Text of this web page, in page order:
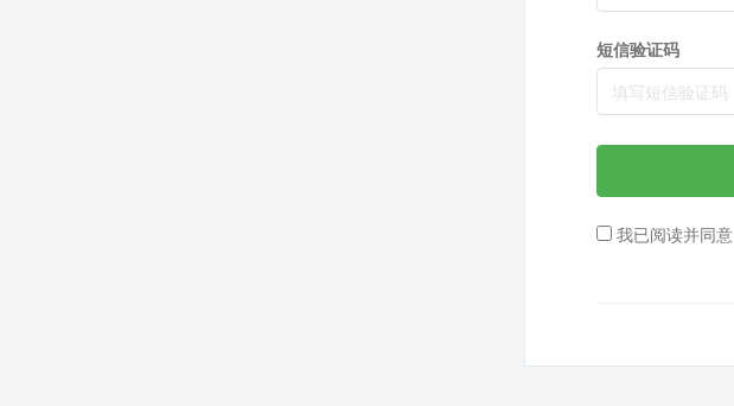
短信验证码
我已阅读并同意